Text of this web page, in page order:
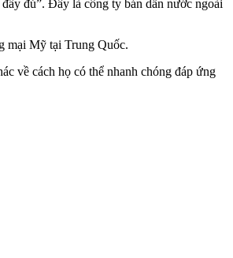
đủ”. Đây là công ty bán dẫn nước ngoài
mại Mỹ tại Trung Quốc.
về cách họ có thể nhanh chóng đáp ứng